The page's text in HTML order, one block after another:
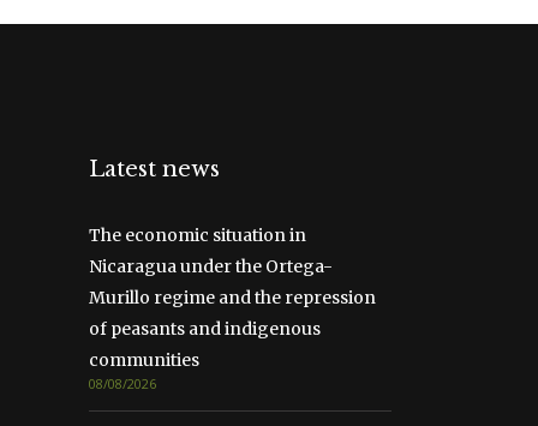
Latest news
The economic situation in
Nicaragua under the Ortega-
Murillo regime and the repression
of peasants and indigenous
communities
08/08/2026